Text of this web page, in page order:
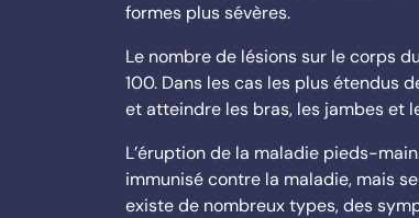
formes plus sévères.
Le nombre de lésions sur le corps
100. Dans les cas les plus étendus
et atteindre les bras, les jambes et
L’éruption de la maladie pieds-
immunisé contre la maladie, mais
existe de nombreux types, des